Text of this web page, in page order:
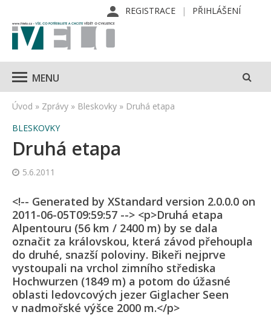
REGISTRACE PŘIHLÁŠENÍ
MENU
Úvod » Zprávy » Bleskovky » Druhá etapa
BLESKOVKY
Druhá etapa
5.6.2011
<!-- Generated by XStandard version 2.0.0.0 on
2011-06-05T09:59:57 --> <p>Druhá etapa
Alpentouru (56 km / 2400 m) by se dala
označit za královskou, která závod přehoupla
do druhé, snazší poloviny. Bikeři nejprve
vystoupali na vrchol zimního střediska
Hochwurzen (1849 m) a potom do úžasné
oblasti ledovcových jezer Giglacher Seen
v nadmořské výšce 2000 m.</p>